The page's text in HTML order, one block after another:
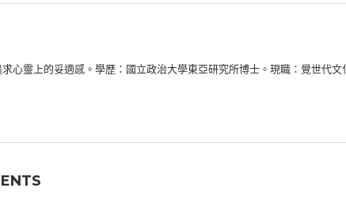
靈上的妥適感。學歷：國立政治大學東亞研究所博士。現職：覺世代文